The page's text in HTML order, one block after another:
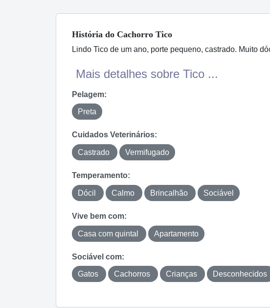
História do Cachorro Tico
Lindo Tico de um ano, porte pequeno, castrado. Muito
Mais detalhes sobre Tico ...
Pelagem:
Preta
Cuidados Veterinários:
Castrado Vermifugado
Temperamento:
Dócil Calmo Brincalhão Sociável
Vive bem com:
Casa com quintal Apartamento
Sociável com:
Gatos Cachorros Crianças Desconhecidos